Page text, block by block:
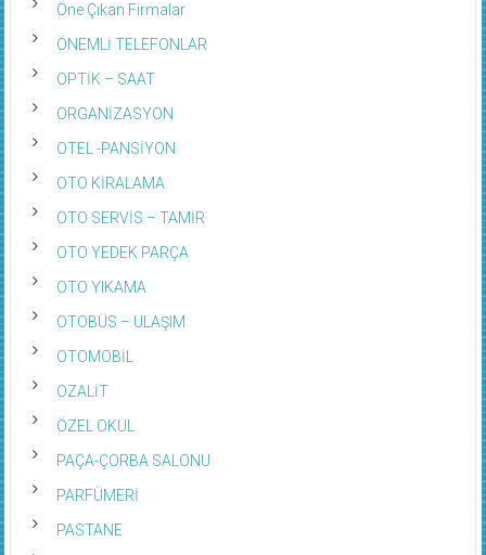
Öne Çıkan Firmalar
ÖNEMLİ TELEFONLAR
OPTİK – SAAT
ORGANİZASYON
OTEL -PANSİYON
OTO KİRALAMA
OTO SERVİS – TAMİR
OTO YEDEK PARÇA
OTO YIKAMA
OTOBÜS – ULAŞIM
OTOMOBİL
OZALİT
ÖZEL OKUL
PAÇA-ÇORBA SALONU
PARFÜMERİ
PASTANE